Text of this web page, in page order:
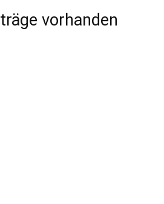
vorhanden